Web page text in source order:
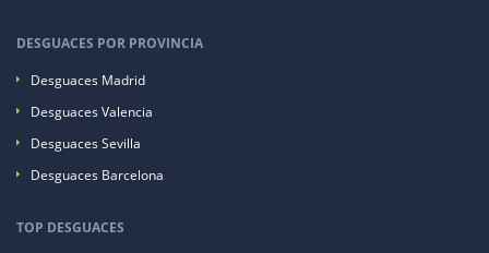
DESGUACES POR PROVINCIA
Desguaces Madrid
Desguaces Valencia
Desguaces Sevilla
Desguaces Barcelona
TOP DESGUACES